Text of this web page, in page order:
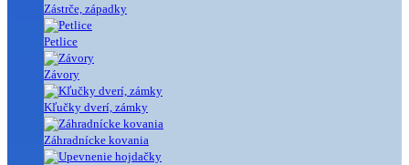
Zástrče, západky
Petlice
Závory
Kľučky dverí, zámky
Záhradnícke kovania